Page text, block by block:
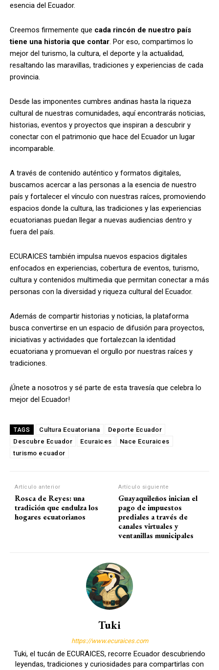
esencia del Ecuador.
Creemos firmemente que cada rincón de nuestro país
tiene una historia que contar. Por eso, compartimos lo
mejor del turismo, la cultura, el deporte y la actualidad,
resaltando las maravillas, tradiciones y experiencias de cada
provincia.
Desde las imponentes cumbres andinas hasta la riqueza
cultural de nuestras comunidades, aquí encontrarás noticias,
historias, eventos y proyectos que inspiran a descubrir y
conectar con el patrimonio que hace del Ecuador un lugar
incomparable.
A través de contenido auténtico y formatos digitales,
buscamos acercar a las personas a la esencia de nuestro
país y fortalecer el vínculo con nuestras raíces, promoviendo
espacios donde la cultura, las tradiciones y las experiencias
ecuatorianas puedan llegar a nuevas audiencias dentro y
fuera del país.
ECURAICES también impulsa nuevos espacios digitales
enfocados en experiencias, cobertura de eventos, turismo,
cultura y contenidos multimedia que permitan conectar a más
personas con la diversidad y riqueza cultural del Ecuador.
Además de compartir historias y noticias, la plataforma
busca convertirse en un espacio de difusión para proyectos,
iniciativas y actividades que fortalezcan la identidad
ecuatoriana y promuevan el orgullo por nuestras raíces y
tradiciones.
¡Únete a nosotros y sé parte de esta travesía que celebra lo
mejor del Ecuador!
TAGS Cultura Ecuatoriana
Deporte Ecuador
Descubre Ecuador
Ecuraices
Nace Ecuraices
turismo ecuador
Artículo anterior
Rosca de Reyes: una
tradición que endulza los
hogares ecuatorianos
Artículo siguiente
Guayaquileños inician el
pago de impuestos
prediales a través de
canales virtuales y
ventanillas municipales
Tuki
https://www.ecuraices.com
Tuki, el tucán de ECURAICES, recorre Ecuador descubriendo
leyendas, tradiciones y curiosidades para compartirlas con